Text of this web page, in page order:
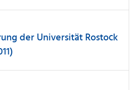
der Universität Rostock